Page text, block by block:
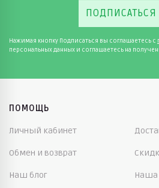
ПОДПИСАТЬСЯ
Нажимая кнопку Подписаться вы соглашаетесь с
персональных данных и соглашаетесь на
ПОМОЩЬ
Личный кабинет
Обмен и возврат
Наш блог Наша